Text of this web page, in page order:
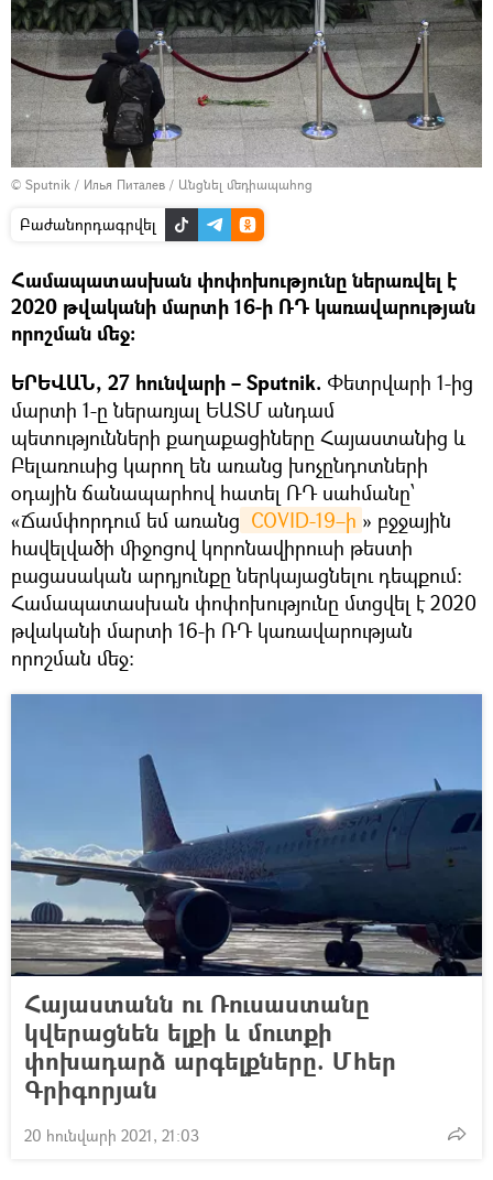
© Sputnik / Илья Питалев / Անցնել մեդիապահոց
Բաժանորդագրվել
Համապատասխան փոփոխությունը ներառվել է
2020 թվականի մարտի 16-ի ՌԴ կառավարության
որոշման մեջ:
ԵՐԵՎԱՆ, 27 հունվարի – Sputnik. Փետրվարի 1-ից
մարտի 1-ը ներառյալ ԵԱՏՄ անդամ
պետությունների քաղաքացիները Հայաստանից և
Բելառուսից կարող են առանց խոչընդոտների
օդային ճանապարհով հատել ՌԴ սահմանը՝
«Ճամփորդում եմ առանց COVID-19–ի » բջջային
հավելվածի միջոցով կորոնավիրուսի թեստի
բացասական արդյունքը ներկայացնելու դեպքում:
Համապատասխան փոփոխությունը մտցվել է 2020
թվականի մարտի 16-ի ՌԴ կառավարության
որոշման մեջ:
Հայաստանն ու Ռուսաստանը
կվերացնեն ելքի և մուտքի
փոխադարձ արգելքները. Մհեր
Գրիգորյան
20 հունվարի 2021, 21:03